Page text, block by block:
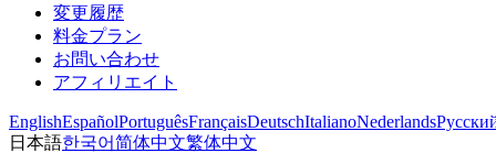
変更履歴
料金プラン
お問い合わせ
アフィリエイト
EnglishEspañolPortuguêsFrançaisDeutschItalianoNederlands
日本語한국어简体中文繁体中文